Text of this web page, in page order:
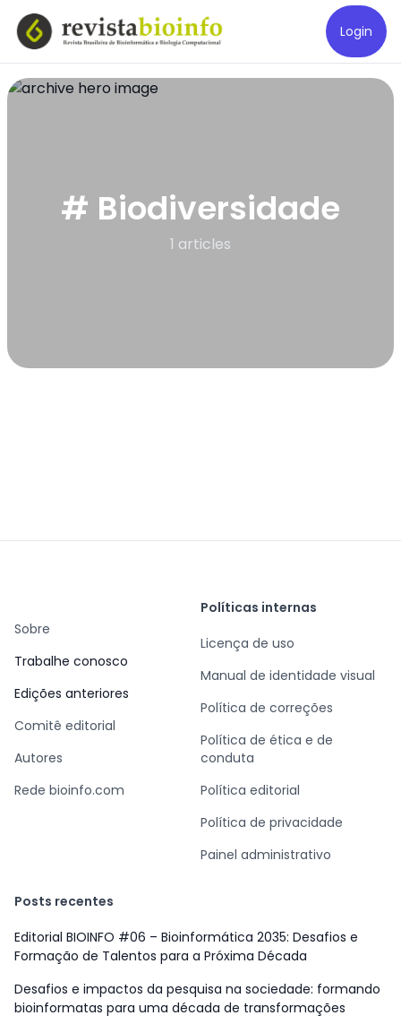
Login
# Biodiversidade
1 articles
Sobre
Trabalhe conosco
Edições anteriores
Comitê editorial
Autores
Rede bioinfo.com
Políticas internas
Licença de uso
Manual de identidade visual
Política de correções
Política de ética e de
conduta
Política editorial
Política de privacidade
Painel administrativo
Posts recentes
Editorial BIOINFO #06 – Bioinformática 2035: Desafios e
Formação de Talentos para a Próxima Década
Desafios e impactos da pesquisa na sociedade: formando
bioinformatas para uma década de transformações